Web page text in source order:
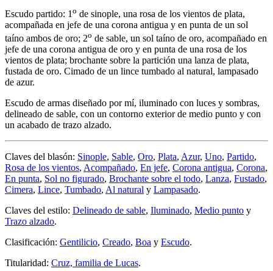
Escudo partido: 1 o de sinople, una rosa de los vientos de plata,
acompañada en jefe de una corona antigua y en punta de un sol
taíno ambos de oro; 2o de sable, un sol taíno de oro, acompañado en
jefe de una corona antigua de oro y en punta de una rosa de los
vientos de plata; brochante sobre la partición una lanza de plata,
fustada de oro. Cimado de un lince tumbado al natural, lampasado
de azur.
Escudo de armas diseñado por mí, iluminado con luces y sombras,
delineado de sable, con un contorno exterior de medio punto y con
un acabado de trazo alzado.
Claves del blasón: Sinople, Sable, Oro, Plata, Azur, Uno, Partido,
Rosa de los vientos, Acompañado, En jefe, Corona antigua, Corona,
En punta, Sol no figurado, Brochante sobre el todo, Lanza, Fustado,
Cimera, Lince, Tumbado, Al natural y Lampasado.
Claves del estilo: Delineado de sable, Iluminado, Medio punto y
Trazo alzado.
Clasificación: Gentilicio, Creado, Boa y Escudo.
Titularidad: Cruz, familia de Lucas.